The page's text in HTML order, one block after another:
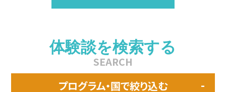
体験談を検索する
SEARCH
プログラム・国で絞り込む